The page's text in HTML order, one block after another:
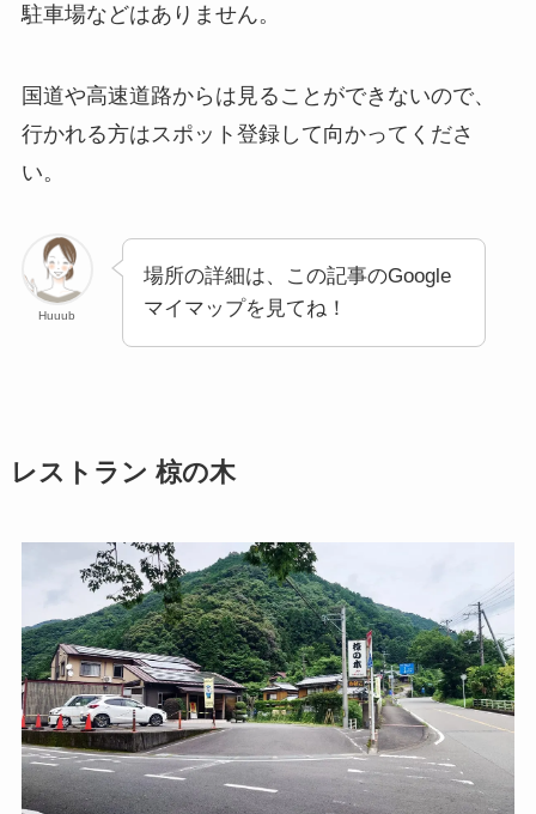
駐車場などはありません。
国道や高速道路からは見ることができないので、
行かれる方はスポット登録して向かってくださ
い。
Huuub
場所の詳細は、この記事のGoogle
マイマップを見てね！
レストラン 椋の木